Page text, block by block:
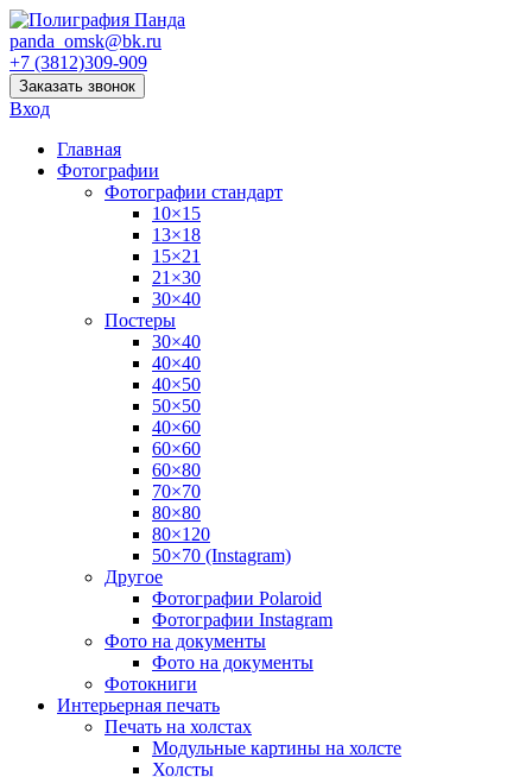
panda_omsk@bk.ru
+7 (3812)309-909
Заказать звонок
Вход
Главная
Фотографии
Фотографии стандарт
10×15
13×18
15×21
21×30
30×40
Постеры
30×40
40×40
40×50
50×50
40×60
60×60
60×80
70×70
80×80
80×120
50×70 (Instagram)
Другое
Фотографии Polaroid
Фотографии Instagram
Фото на документы
Фото на документы
Фотокниги
Интерьерная печать
Печать на холстах
Модульные картины на холсте
Холсты